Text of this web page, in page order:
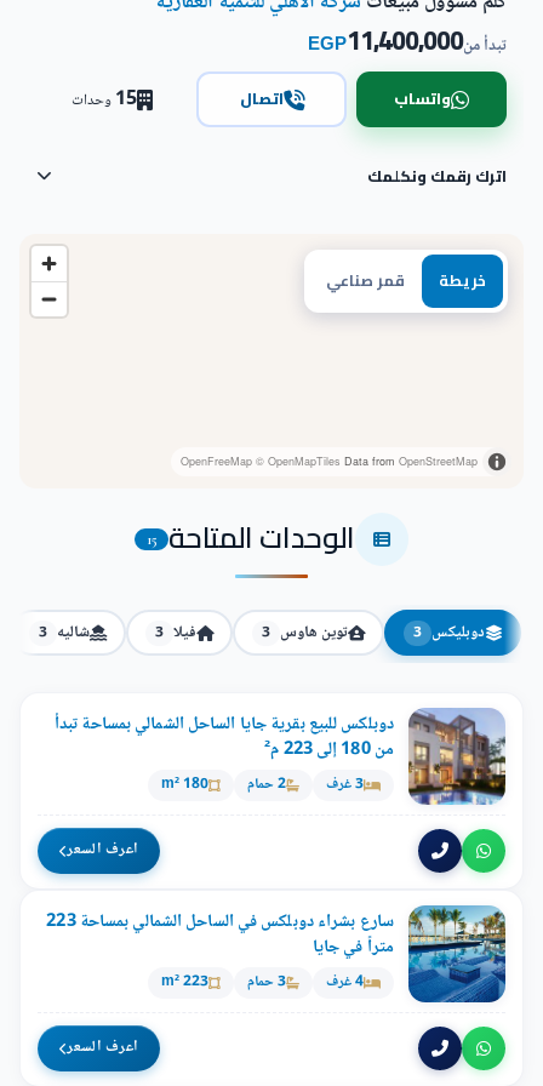
خريطة قمر صناعي
OpenFreeMap © OpenMapTiles Data from OpenStreetMap
تبدأ من11,400,000
EGP
واتساب اتصال 15وحدات
اترك رقمك ونكلمك
الوحدات المتاحة 15
دوبليكس 3 توين هاوس 3 فيلا 3 شاليه 3
دوبلكس للبيع بقرية جايا الساحل الشمالي بمساحة تبدأ
من 180 إلى 223 م²
3 غرف 2 حمام 180 m²
اعرف السعر
سارع بشراء دوبلكس في الساحل الشمالي بمساحة 223
متراً في جايا
4 غرف 3 حمام 223 m²
اعرف السعر